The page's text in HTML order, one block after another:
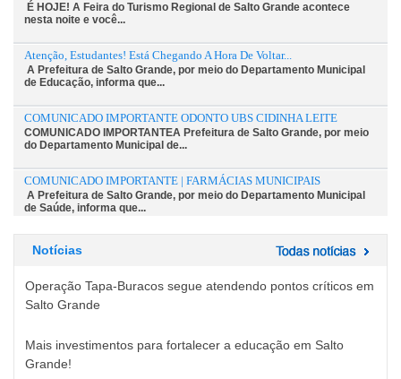
É HOJE! A Feira do Turismo Regional de Salto Grande acontece
nesta noite e você...
Atenção, Estudantes! Está Chegando A Hora De Voltar...
A Prefeitura de Salto Grande, por meio do Departamento Municipal
de Educação, informa que...
COMUNICADO IMPORTANTE ODONTO UBS CIDINHA LEITE
COMUNICADO IMPORTANTEA Prefeitura de Salto Grande, por meio
do Departamento Municipal de...
COMUNICADO IMPORTANTE | FARMÁCIAS MUNICIPAIS
A Prefeitura de Salto Grande, por meio do Departamento Municipal
de Saúde, informa que...
Operação Tapa-Buracos Segue Atendendo Pontos...
Operação Tapa-Buracos segue atendendo pontos críticos em Salto
Notícias
Operação Tapa-Buracos segue atendendo pontos críticos em
Salto Grande
Mais investimentos para fortalecer a educação em Salto
Grande!